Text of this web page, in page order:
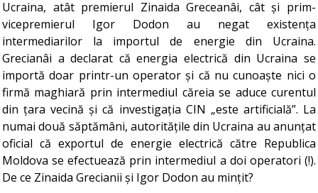
Ucraina, atât premierul Zinaida Greceanâi, cât și prim-
vicepremierul Igor Dodon au negat existența
intermediarilor la importul de energie din Ucraina.
Grecianâi a declarat că energia electrică din Ucraina se
importă doar printr-un operator și că nu cunoaște nici o
firmă maghiară prin intermediul căreia se aduce curentul
din țara vecină și că investigația CIN „este artificială”. La
numai două săptămâni, autoritățile din Ucraina au anunțat
oficial că exportul de energie electrică către Republica
Moldova se efectuează prin intermediul a doi operatori (!).
De ce Zinaida Grecianii și Igor Dodon au mințit?